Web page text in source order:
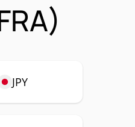
JPY